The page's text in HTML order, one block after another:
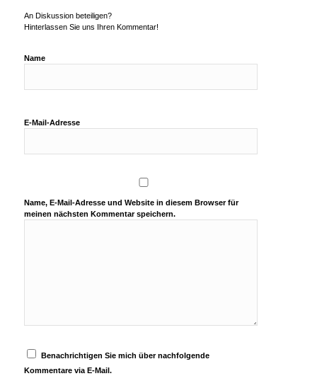
An Diskussion beteiligen?
Hinterlassen Sie uns Ihren Kommentar!
Name
E-Mail-Adresse
Name, E-Mail-Adresse und Website in diesem Browser für
meinen nächsten Kommentar speichern.
Benachrichtigen Sie mich über nachfolgende
Kommentare via E-Mail.